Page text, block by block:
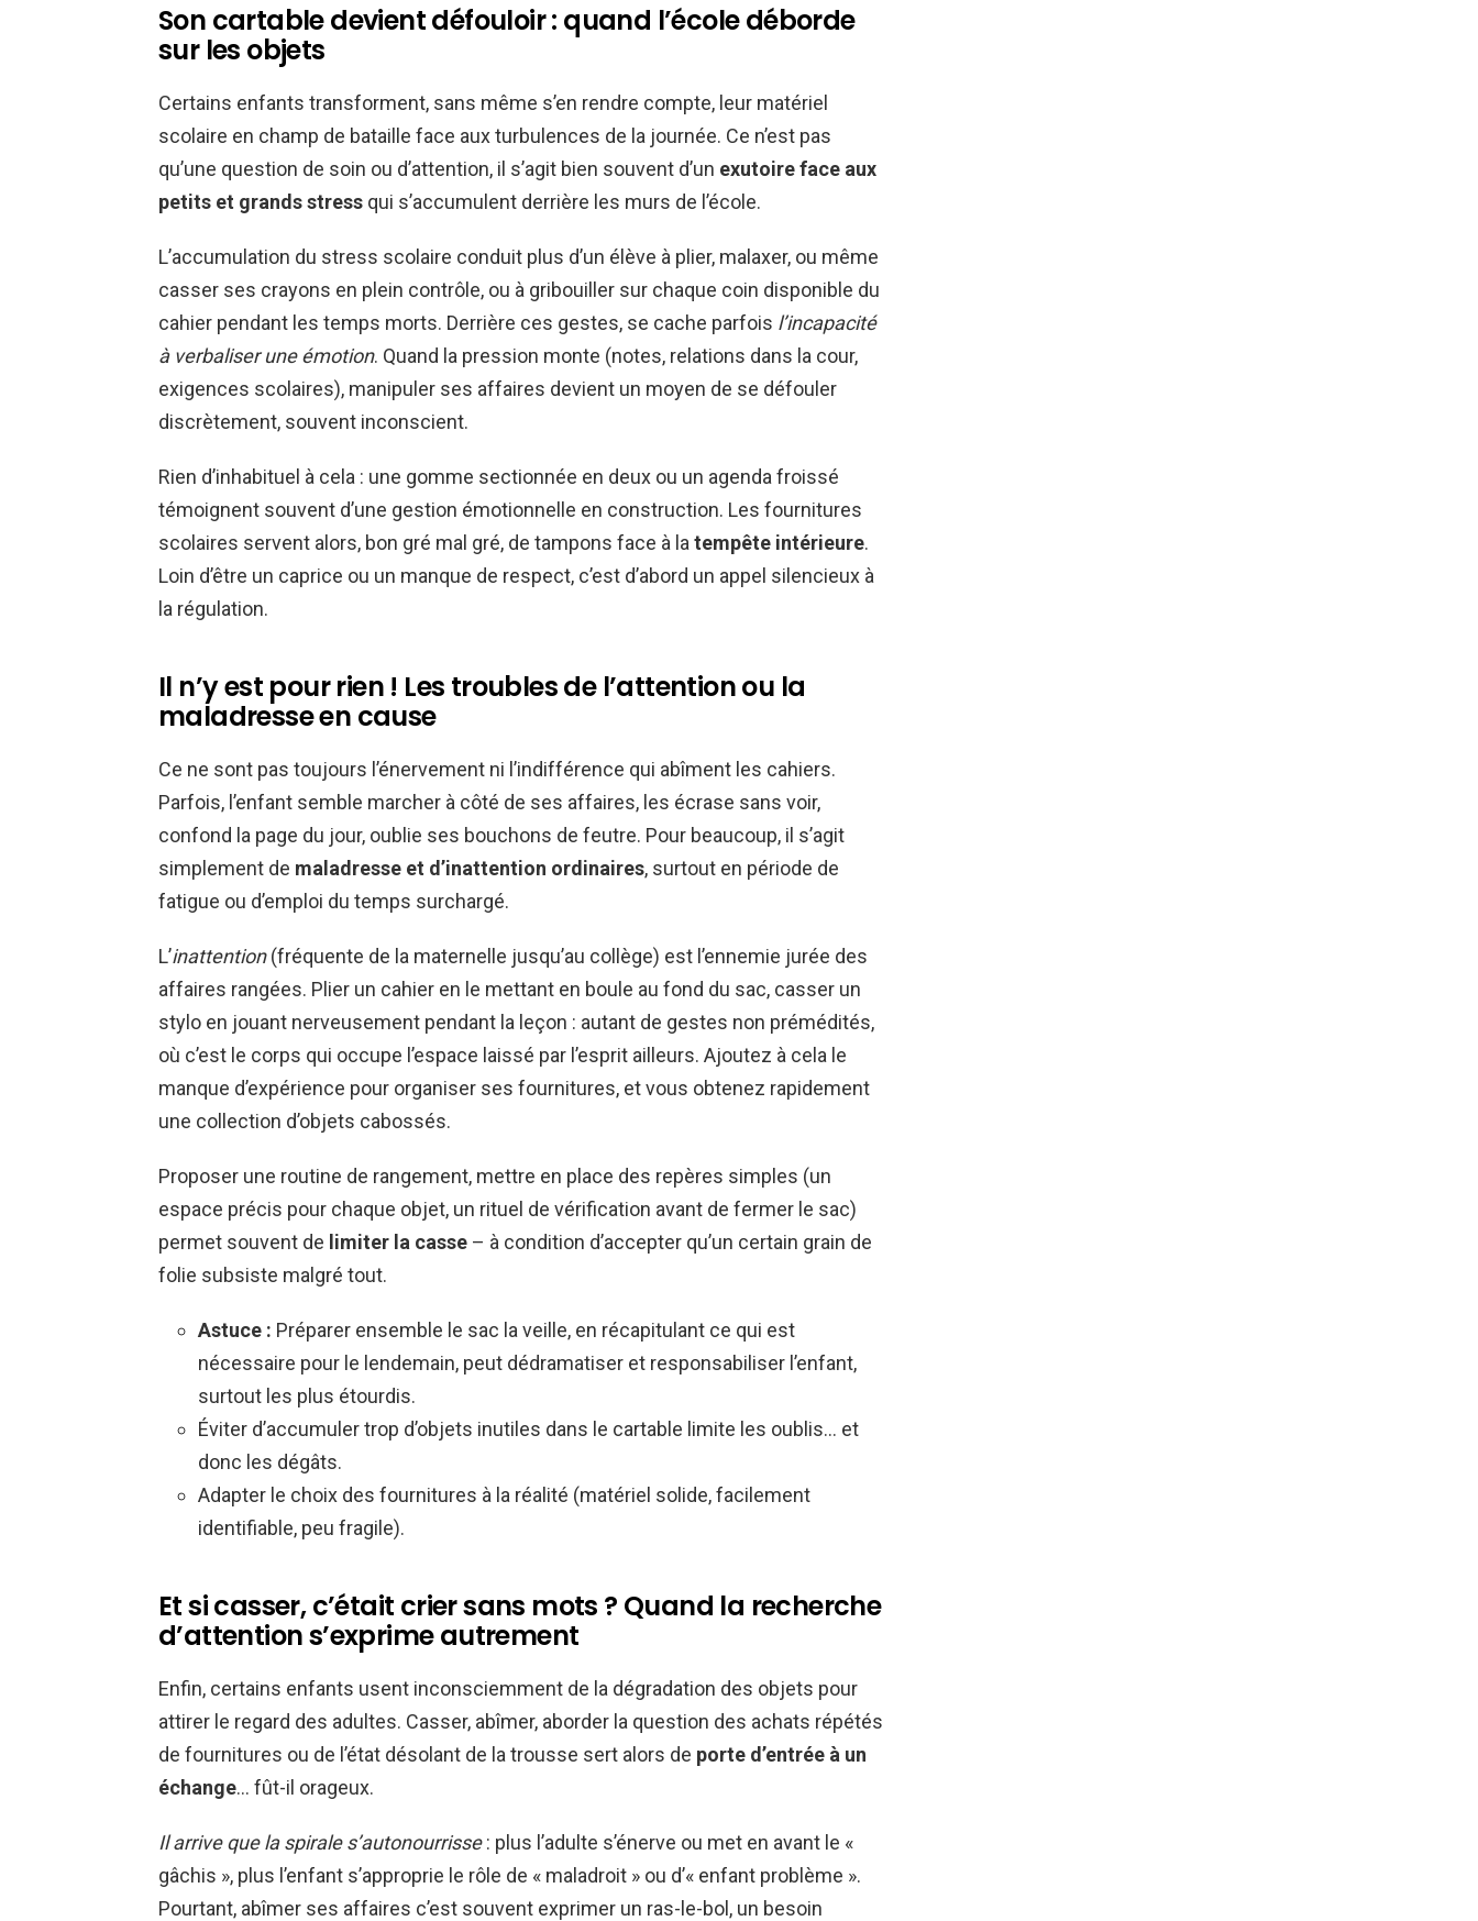
Son cartable devient défouloir : quand l’école déborde
sur les objets
Certains enfants transforment, sans même s’en rendre compte, leur matériel
scolaire en champ de bataille face aux turbulences de la journée. Ce n’est pas
qu’une question de soin ou d’attention, il s’agit bien souvent d’un exutoire face aux
petits et grands stress qui s’accumulent derrière les murs de l’école.
L’accumulation du stress scolaire conduit plus d’un élève à plier, malaxer, ou même
casser ses crayons en plein contrôle, ou à gribouiller sur chaque coin disponible du
cahier pendant les temps morts. Derrière ces gestes, se cache parfois l’incapacité
à verbaliser une émotion. Quand la pression monte (notes, relations dans la cour,
exigences scolaires), manipuler ses affaires devient un moyen de se défouler
discrètement, souvent inconscient.
Rien d’inhabituel à cela : une gomme sectionnée en deux ou un agenda froissé
témoignent souvent d’une gestion émotionnelle en construction. Les fournitures
scolaires servent alors, bon gré mal gré, de tampons face à la tempête intérieure.
Loin d’être un caprice ou un manque de respect, c’est d’abord un appel silencieux à
la régulation.
Il n’y est pour rien ! Les troubles de l’attention ou la
maladresse en cause
Ce ne sont pas toujours l’énervement ni l’indifférence qui abîment les cahiers.
Parfois, l’enfant semble marcher à côté de ses affaires, les écrase sans voir,
confond la page du jour, oublie ses bouchons de feutre. Pour beaucoup, il s’agit
simplement de maladresse et d’inattention ordinaires, surtout en période de
fatigue ou d’emploi du temps surchargé.
L’inattention(fréquente de la maternelle jusqu’au collège) est l’ennemie jurée des
affaires rangées. Plier un cahier en le mettant en boule au fond du sac, casser un
stylo en jouant nerveusement pendant la leçon : autant de gestes non prémédités,
où c’est le corps qui occupe l’espace laissé par l’esprit ailleurs. Ajoutez à cela le
manque d’expérience pour organiser ses fournitures, et vous obtenez rapidement
une collection d’objets cabossés.
Proposer une routine de rangement, mettre en place des repères simples (un
espace précis pour chaque objet, un rituel de vérification avant de fermer le sac)
permet souvent de limiter la casse – à condition d’accepter qu’un certain grain de
folie subsiste malgré tout.
Astuce : Préparer ensemble le sac la veille, en récapitulant ce qui est
nécessaire pour le lendemain, peut dédramatiser et responsabiliser l’enfant,
surtout les plus étourdis.
Éviter d’accumuler trop d’objets inutiles dans le cartable limite les oublis… et
donc les dégâts.
Adapter le choix des fournitures à la réalité (matériel solide, facilement
identifiable, peu fragile).
Et si casser, c’était crier sans mots ? Quand la recherche
d’attention s’exprime autrement
Enfin, certains enfants usent inconsciemment de la dégradation des objets pour
attirer le regard des adultes. Casser, abîmer, aborder la question des achats répétés
de fournitures ou de l’état désolant de la trousse sert alors de porte d’entrée à un
échange… fût-il orageux.
Il arrive que la spirale s’autonourrisse: plus l’adulte s’énerve ou met en avant le «
gâchis », plus l’enfant s’approprie le rôle de « maladroit » ou d’« enfant problème ».
Pourtant, abîmer ses affaires c’est souvent exprimer un ras-le-bol, un besoin